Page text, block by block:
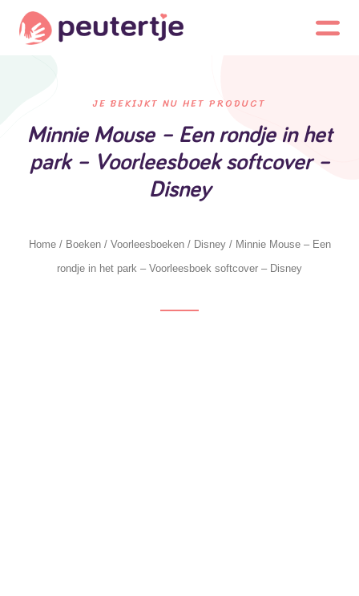
JE BEKIJKT NU HET PRODUCT
Minnie Mouse – Een rondje in het
park – Voorleesboek softcover –
Disney
Home/ Boeken/ Voorleesboeken/ Disney/ Minnie Mouse – Een
rondje in het park – Voorleesboek softcover – Disney